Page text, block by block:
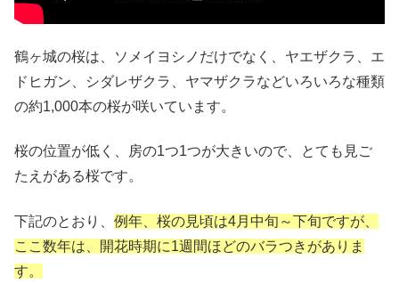
鶴ヶ城の桜は、ソメイヨシノだけでなく、ヤエザクラ、エ
ドヒガン、シダレザクラ、ヤマザクラなどいろいろな種類
の約1,000本の桜が咲いています。
桜の位置が低く、房の1つ1つが大きいので、とても見ご
たえがある桜です。
下記のとおり、 例年、桜の見頃は4月中旬～下旬ですが、
ここ数年は、開花時期に1週間ほどのバラつきがありま
す。